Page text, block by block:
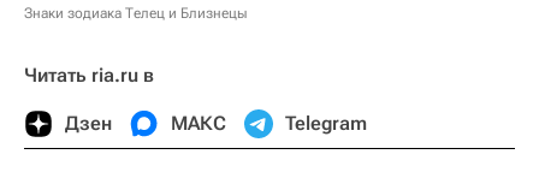
Знаки зодиака Телец и Близнецы
Читать ria.ru в
Дзен МАКС Telegram